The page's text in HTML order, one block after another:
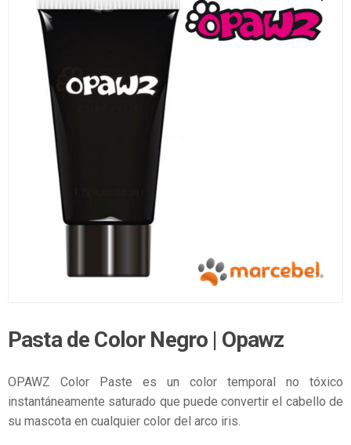
Pasta de Color Negro | Opawz
OPAWZ Color Paste es un color temporal no tóxico
instantáneamente saturado que puede convertir el cabello de
su mascota en cualquier color del arco iris.